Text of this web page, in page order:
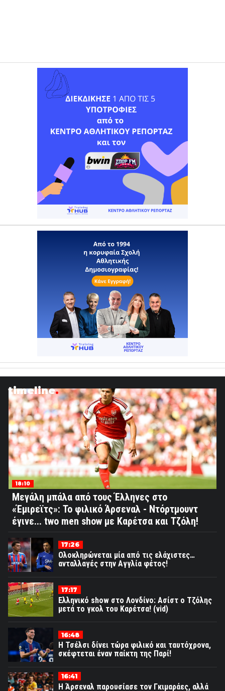
timeline
18:10
Μεγάλη μπάλα από τους Έλληνες στο
«Έμιρεϊτς»: Το φιλικό Άρσεναλ - Ντόρτμουντ
έγινε... two men show με Καρέτσα και Τζόλη!
17:26
Ολοκληρώνεται μία από τις ελάχιστες…
ανταλλαγές στην Αγγλία φέτος!
17:17
Ελληνικό show στο Λονδίνο: Ασίστ ο Τζόλης
μετά το γκολ του Καρέτσα! (vid)
16:48
Η Τσέλσι δίνει τώρα φιλικό και ταυτόχρονα,
σκέφτεται έναν παίκτη της Παρί!
16:41
Η Άρσεναλ παρουσίασε τον Γκιμαράες, αλλά